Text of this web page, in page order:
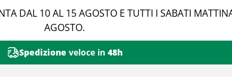
DAL 10 AL 15 AGOSTO E TUTTI I SABATI
AGOSTO.
Spedizione veloce in 48h